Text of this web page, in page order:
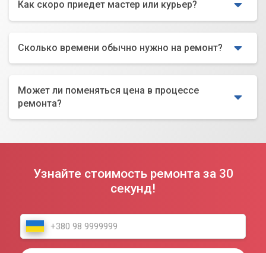
Как скоро приедет мастер или курьер?
Сколько времени обычно нужно на ремонт?
Может ли поменяться цена в процессе
ремонта?
Узнайте стоимость ремонта за 30
секунд!